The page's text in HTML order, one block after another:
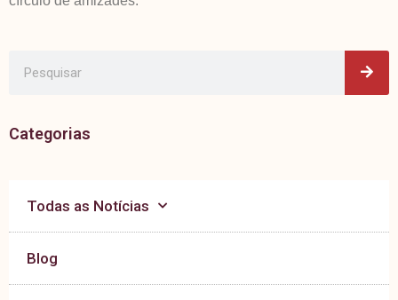
Categorias
Todas as Notícias
Blog